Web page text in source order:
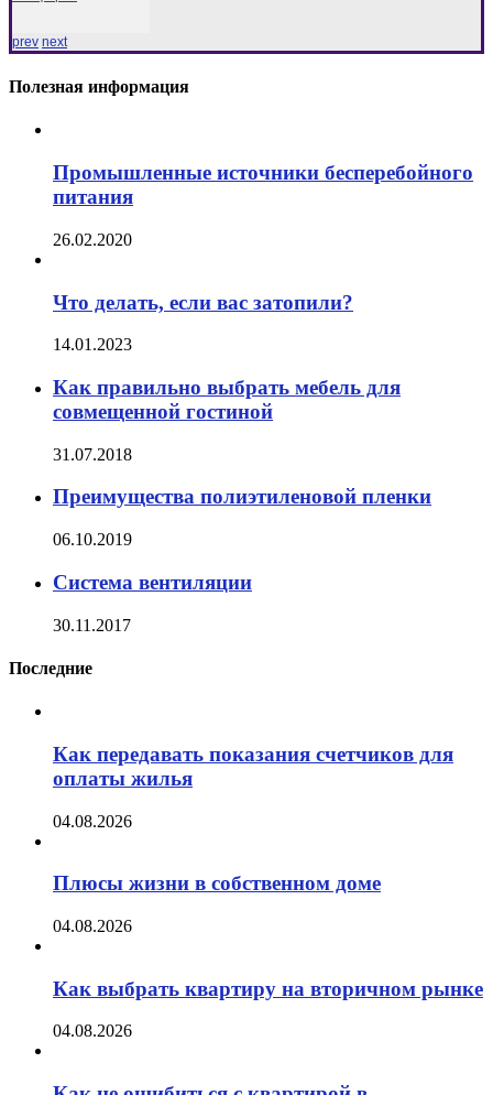
prev next
Полезная информация
Промышленные источники бесперебойного
питания
26.02.2020
Что делать, если вас затопили?
14.01.2023
Как правильно выбрать мебель для
совмещенной гостиной
31.07.2018
Преимущества полиэтиленовой пленки
06.10.2019
Система вентиляции
30.11.2017
Последние
Как передавать показания счетчиков для
оплаты жилья
04.08.2026
Плюсы жизни в собственном доме
04.08.2026
Как выбрать квартиру на вторичном рынке
04.08.2026